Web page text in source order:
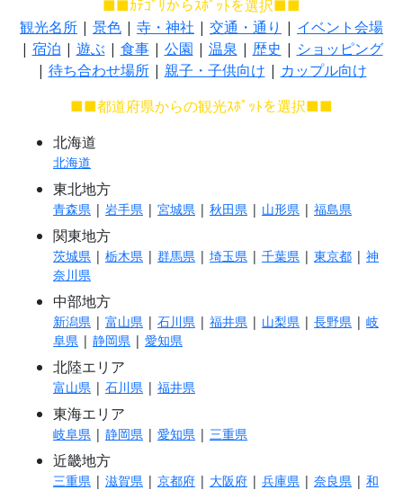
■■ｶﾃｺﾞﾘからｽﾎﾟｯﾄを選択■■
観光名所 | 景色 | 寺・神社 | 交通・通り | イベント会場
| 宿泊 | 遊ぶ| 食事| 公園 | 温泉 | 歴史 | ショッピング
| 待ち合わせ場所| 親子・子供向け | カップル向け
■■都道府県からの観光ｽﾎﾟｯﾄを選択■■
北海道
北海道
東北地方
青森県 | 岩手県 | 宮城県 | 秋田県 | 山形県 | 福島県
関東地方
茨城県 | 栃木県 | 群馬県 | 埼玉県 | 千葉県 | 東京都 | 神
奈川県
中部地方
新潟県 | 富山県 | 石川県 | 福井県 | 山梨県 | 長野県 | 岐
阜県 | 静岡県 | 愛知県
北陸エリア
富山県 | 石川県 | 福井県
東海エリア
岐阜県 | 静岡県 | 愛知県 | 三重県
近畿地方
三重県 | 滋賀県 | 京都府 | 大阪府 | 兵庫県 | 奈良県 | 和